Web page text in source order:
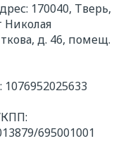
170040, Тверь,
Николая
д. 46, помещ.
695001001